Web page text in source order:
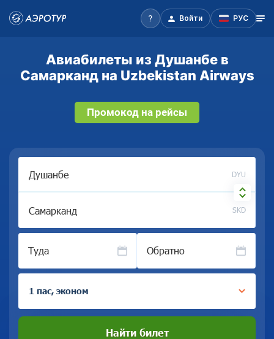
Войти РУС
Авиабилеты из Душанбе в
Самарканд на Uzbekistan Airways
Промокод на рейсы
DYU
SKD
Туда Обратно
1 пас, эконом
Найти билет